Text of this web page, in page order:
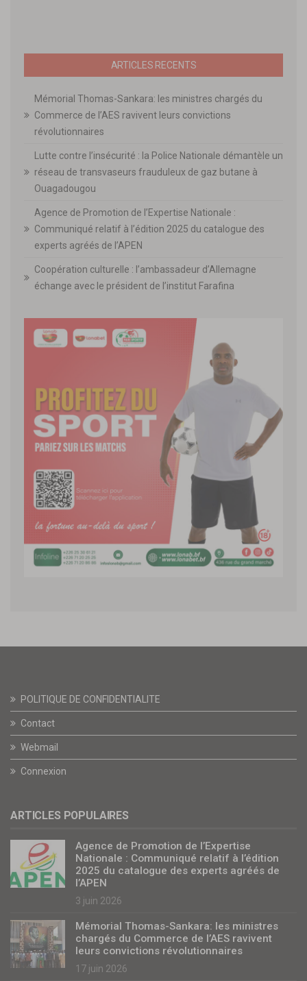
ARTICLES RECENTS
Mémorial Thomas-Sankara: les ministres chargés du
Commerce de l’AES ravivent leurs convictions
révolutionnaires
Lutte contre l’insécurité : la Police Nationale démantèle un
réseau de transvaseurs frauduleux de gaz butane à
Ouagadougou
Agence de Promotion de l’Expertise Nationale :
Communiqué relatif à l’édition 2025 du catalogue des
experts agréés de l’APEN
Coopération culturelle : l’ambassadeur d’Allemagne
échange avec le président de l’institut Farafina
POLITIQUE DE CONFIDENTIALITE
Contact
Webmail
Connexion
ARTICLES POPULAIRES
Agence de Promotion de l’Expertise
Nationale : Communiqué relatif à l’édition
2025 du catalogue des experts agréés de
l’APEN
3 juin 2026
Mémorial Thomas-Sankara: les ministres
chargés du Commerce de l’AES ravivent
leurs convictions révolutionnaires
17 juin 2026